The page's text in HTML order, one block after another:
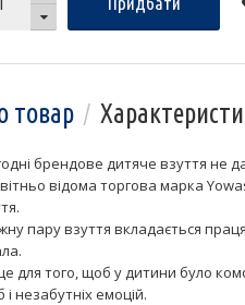
товар
брендове дитяче взуття не
відома торгова марка
пару взуття вкладається
для того, щоб у дитини було
і незабутніх емоцій.